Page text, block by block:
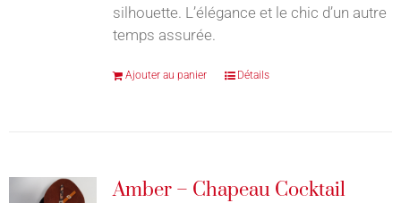
silhouette. L’élégance et le chic d’un autre
temps assurée.
Ajouter au panier Détails
Amber – Chapeau Cocktail